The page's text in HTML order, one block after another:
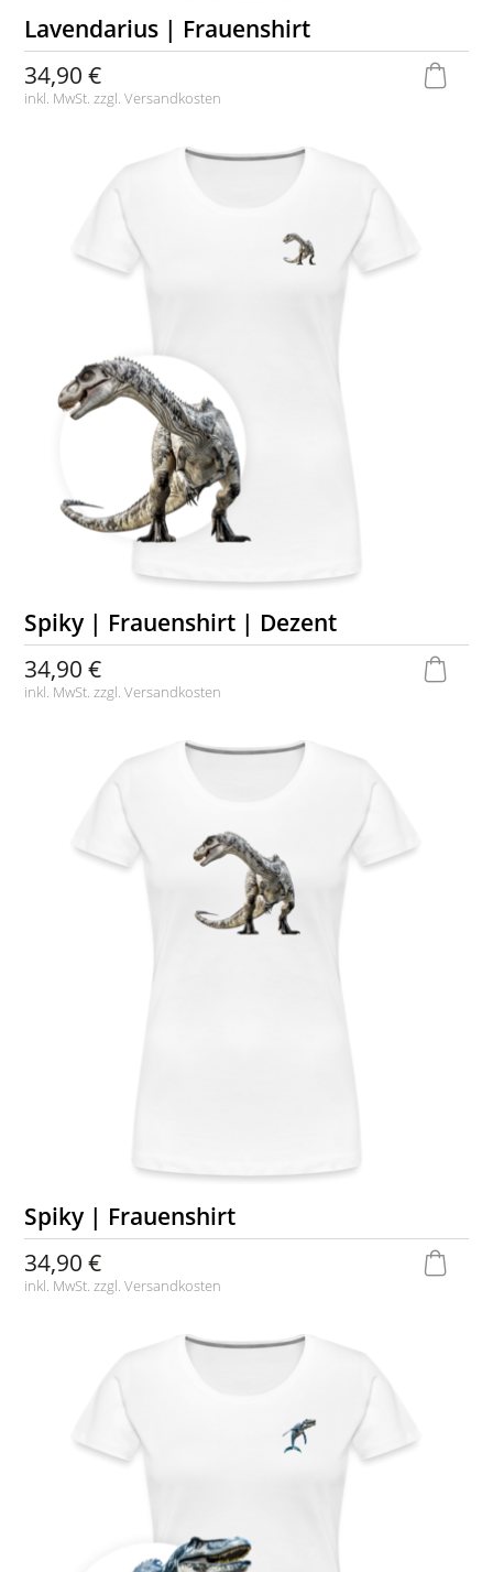
Lavendarius | Frauenshirt
34,90 €
inkl. MwSt. zzgl.Versandkosten
Spiky | Frauenshirt | Dezent
34,90 €
inkl. MwSt. zzgl.Versandkosten
Spiky | Frauenshirt
34,90 €
inkl. MwSt. zzgl.Versandkosten